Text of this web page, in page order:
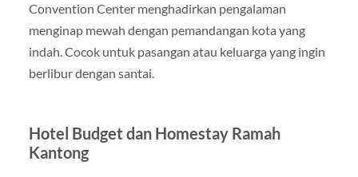
Convention Center menghadirkan pengalaman
menginap mewah dengan pemandangan kota yang
indah. Cocok untuk pasangan atau keluarga yang ingin
berlibur dengan santai.
Hotel Budget dan Homestay Ramah
Kantong